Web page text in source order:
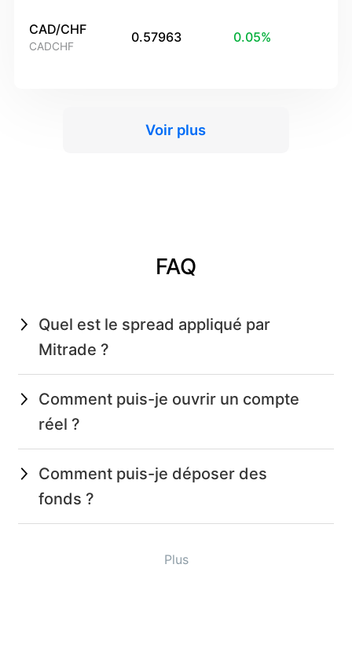
CAD/CHF
CADCHF
0.57963 0.05%
Voir plus
FAQ
Quel est le spread appliqué par
Mitrade ?
Comment puis-je ouvrir un compte
réel ?
Comment puis-je déposer des
fonds ?
Plus